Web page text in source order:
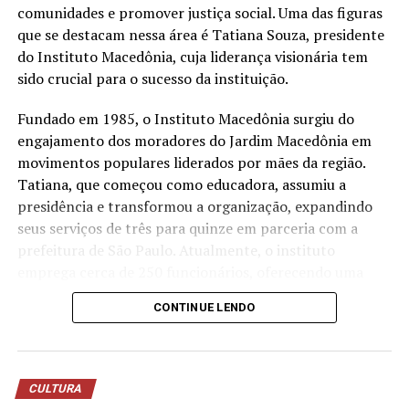
estação própria de tratamento de efluentes para tratar
a água utilizada nos processos operacionais e reutilizá-la
na lavagem de veículos, reduzindo o consumo de
recursos naturais.
“Quando falamos em sustentabilidade, precisamos falar
sobre ações práticas e resultados concretos. O reuso da
água mostra que é possível unir eficiência operacional,
preservação ambiental e responsabilidade com as
comunidades onde estamos inseridos. Nosso cuidado
também envolve os uniformes das oficinas, desde
2006, eles são enviados para uma lavanderia industrial
mecânica”, destaca Anderson Acassio Martins,
coordenador Administrativo da Savana.
comunidades e promover justiça social. Uma das figuras
que se destacam nessa área é Tatiana Souza, presidente
do Instituto Macedônia, cuja liderança visionária tem
sido crucial para o sucesso da instituição.
Fundado em 1985, o Instituto Macedônia surgiu do
engajamento dos moradores do Jardim Macedônia em
movimentos populares liderados por mães da região.
Tatiana, que começou como educadora, assumiu a
presidência e transformou a organização, expandindo
seus serviços de três para quinze em parceria com a
prefeitura de São Paulo. Atualmente, o instituto
ampla gama de serviços que atendem crianças,
mulheres, idosos e promovem o empreendedorismo e a
A liderança feminina no terceiro setor tem mostrado
resultados notáveis no Brasil. Segundo dados recentes,
CONTINUE LENDO
CULTURA